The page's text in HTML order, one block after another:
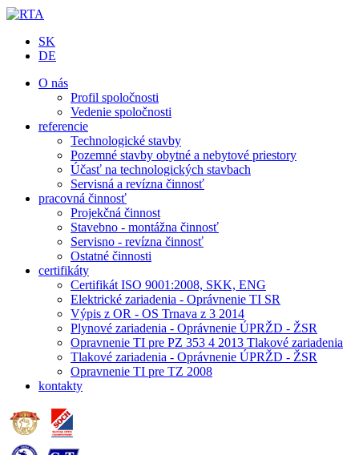
SK
DE
O nás
Profil spoločnosti
Vedenie spoločnosti
referencie
Technologické stavby
Pozemné stavby obytné a nebytové priestory
Účasť na technologických stavbach
Servisná a revízna činnosť
pracovná činnosť
Projekčná činnost
Stavebno - montážna činnosť
Servisno - revízna činnosť
Ostatné činnosti
certifikáty
Certifikát ISO 9001:2008, SKK, ENG
Elektrické zariadenia - Oprávnenie TI SR
Výpis z OR - OS Trnava z 3 2014
Plynové zariadenia - Oprávnenie ÚPRŽD - ŽSR
Opravnenie TI pre PZ 353 4 2013 Tlakové zariadenia
Tlakové zariadenia - Oprávnenie ÚPRŽD - ŽSR
Opravnenie TI pre TZ 2008
kontakty